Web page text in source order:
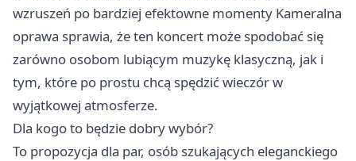
wzruszeń po bardziej efektowne momenty Kameralna
oprawa sprawia, że ten koncert może spodobać się
zarówno osobom lubiącym muzykę klasyczną, jak i
tym, które po prostu chcą spędzić wieczór w
wyjątkowej atmosferze.
Dla kogo to będzie dobry wybór?
To propozycja dla par, osób szukających eleganckiego